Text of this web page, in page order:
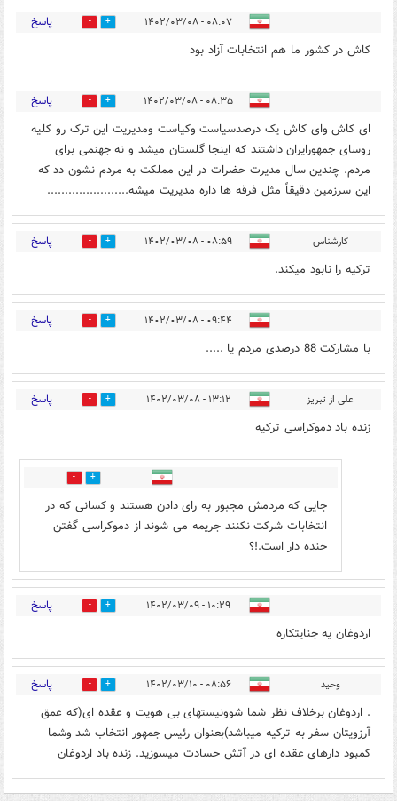
۰۸:۰۷ - ۱۴۰۲/۰۳/۰۸ 2 پاسخ
کاش در کشور ما هم انتخابات آزاد بود
۰۸:۳۵ - ۱۴۰۲/۰۳/۰۸ 0 پاسخ
ای کاش وای کاش یک درصدسیاست وکیاست ومدیریت این ترک رو کلیه
روسای جمهورایران داشتند که اینجا گلستان میشد و نه جهنمی برای
مردم. چندین سال مدیرت حضرات در این مملکت به مردم نشون دد که
این سرزمین دقیقاً مثل فرقه ها داره مدیریت میشه.......................
کارشناس ۰۸:۵۹ - ۱۴۰۲/۰۳/۰۸ 2 پاسخ
ترکیه را نابود میکند.
۰۹:۴۴ - ۱۴۰۲/۰۳/۰۸ 0 پاسخ
با مشارکت 88 درصدی مردم یا .....
علی از تبریز ۱۳:۱۲ - ۱۴۰۲/۰۳/۰۸ 1 پاسخ
زنده باد دموکراسی ترکیه
0
جایی که مردمش مجبور به رای دادن هستند و کسانی که در
انتخابات شرکت نکنند جریمه می شوند از دموکراسی گفتن
خنده دار است.!؟
۱۰:۲۹ - ۱۴۰۲/۰۳/۰۹ 1 پاسخ
اردوغان یه جنایتکاره
وحید ۰۸:۵۶ - ۱۴۰۲/۰۳/۱۰ 0 پاسخ
. اردوغان برخلاف نظر شما شوونیستهای بی هویت و عقده ای(که عمق
آرزویتان سفر به ترکیه میباشد)بعنوان رئیس جمهور انتخاب شد وشما
کمبود دارهای عقده ای در آتش حسادت میسوزید. زنده باد اردوغان